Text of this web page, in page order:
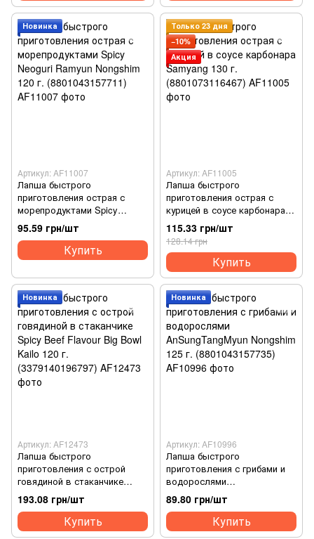
Новинка
Артикул: AF11007
Лапша быстрого
приготовления острая с
морепродуктами Spicy
Neoguri Ramyun Nongshim 120
г. (8801043157711)
95.59 грн/шт
Купить
Только 23 дня
−10%
Акция
Артикул: AF11005
Лапша быстрого
приготовления острая с
курицей в соусе карбонара
Samyang 130 г.
(8801073116467)
115.33 грн/шт
128.14 грн
Купить
Новинка
Артикул: AF12473
Лапша быстрого
приготовления с острой
говядиной в стаканчике
Spicy Beef Flavour Big Bowl
Kailo 120 г. (3379140196797)
193.08 грн/шт
Купить
Новинка
Артикул: AF10996
Лапша быстрого
приготовления с грибами и
водорослями
AnSungTangMyun Nongshim
125 г. (8801043157735)
89.80 грн/шт
Купить